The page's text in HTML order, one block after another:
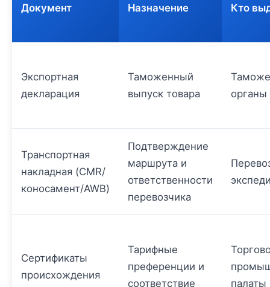
Документ Назначение Кто
Экспортная
декларация
Таможенный
выпуск товара
органы
Транспортная
накладная (CMR/
коносамент/AWB)
Подтверждение
маршрута и
ответственности
перевозчика
Сертификаты
происхождения
Тарифные
преференции и
соответствие
палаты